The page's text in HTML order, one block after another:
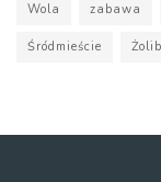
Wola zabawa
Śródmieście